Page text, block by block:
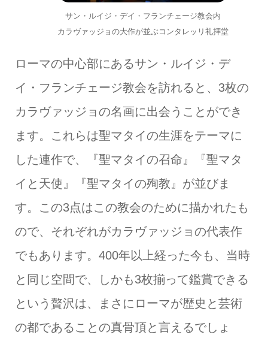
サン・ルイジ・デイ・フランチェージ教会内
カラヴァッジョの大作が並ぶコンタレッリ礼拝堂
ローマの中心部にあるサン・ルイジ・デ
イ・フランチェージ教会を訪れると、3枚の
カラヴァッジョの名画に出会うことができ
ます。これらは聖マタイの生涯をテーマに
した連作で、『聖マタイの召命』『聖マタ
イと天使』『聖マタイの殉教』が並びま
す。この3点はこの教会のために描かれたも
ので、それぞれがカラヴァッジョの代表作
でもあります。400年以上経った今も、当時
と同じ空間で、しかも3枚揃って鑑賞できる
という贅沢は、まさにローマが歴史と芸術
の都であることの真骨頂と言えるでしょ